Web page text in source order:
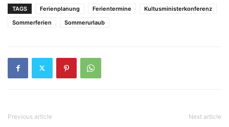
TAGS Ferienplanung Ferientermine
Kultusministerkonferenz
Sommerferien
Sommerurlaub
Previous article Next article